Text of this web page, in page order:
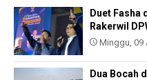
Duet Fasha
Rakerwil
Minggu, 09
Dua Bocah